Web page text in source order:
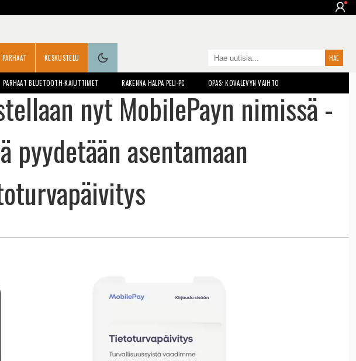
PARHAAT KESKUSTELU
PARHAAT BLUETOOTH-KAIUTTIMET RAKENNA HALPA PELI-PC OPAS: KOVALEVYN VAIHTO
nyt MobilePayn nimissä -
pyydetään asentamaan